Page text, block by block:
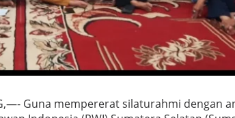
Guna mempererat silaturahmi dengan